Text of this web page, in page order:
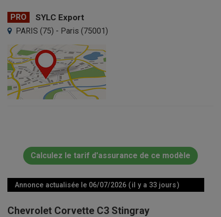
PRO SYLC Export
PARIS (75) - Paris (75001)
Calculez le tarif d'assurance de ce modèle
Annonce actualisée le 06/07/2026 ( il y a 33 jours )
Chevrolet Corvette C3 Stingray